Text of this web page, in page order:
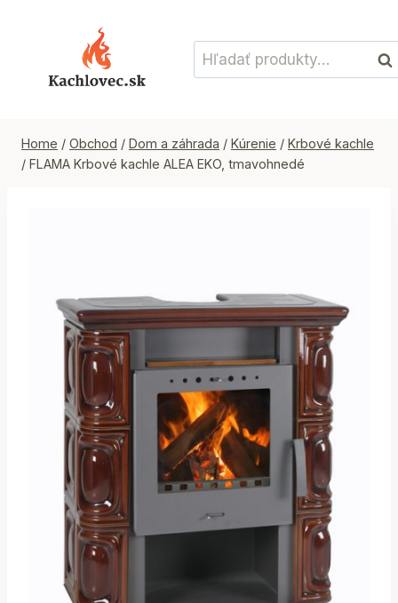
Hľadať:
Home / Obchod / Dom a záhrada / Kúrenie / Krbové kachle
/ FLAMA Krbové kachle ALEA EKO, tmavohnedé